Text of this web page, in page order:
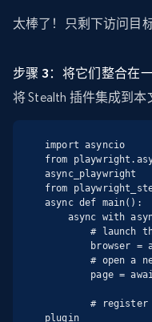
太棒了！只剩下访问目
步骤 3：将它们整合在
将 Stealth 插件集成到本
import asyncio
from
async_playwright
from
async def main():
        # launch the browser
        # open a new page
        # register the Playwright Stealth
plugin